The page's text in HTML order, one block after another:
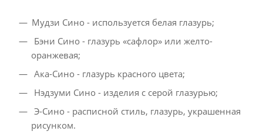
Мудзи Сино - используется белая глазурь;
Бэни Сино - глазурь «сафлор» или желто-
оранжевая;
Ака-Сино - глазурь красного цвета;
Нэдзуми Сино - изделия с серой глазурью;
Э-Сино - расписной стиль, глазурь, украшенная
рисунком.